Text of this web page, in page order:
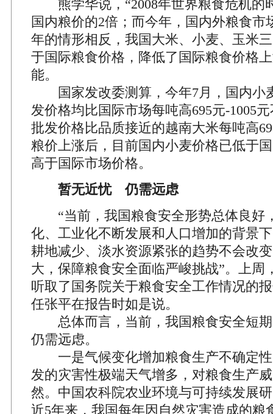
熊学华说，“2008年世界粮食危机的
国内粮价的2倍；而今年，国内外粮食市
年的情形相反，我国大米、小麦、玉米
于国际粮食价格，降低了国际粮食价格
能。
国家发改委测算，今年7月，国内小
发价格均比国际市场每吨高695元-1005
批发价格比品质接近的越南大米每吨高
粮价上涨后，目前国内小麦价格已低于
高于国际市场价格。
暂无近忧 仍需远虑
“当前，我国粮食安全形势总体良好
化、工业化不断发展和人口增加的背景
耕地减少、淡水资源紧张的趋势不会改
大，保障粮食安全面临严峻挑战”。上周
听取了国务院关于粮食安全工作情况的
任张平在报告时如是说。
总体而言，当前，我国粮食安全短期
仍需远虑。
一是气候变化增加粮食生产不确定性
发的灾害性极端天气增多，对粮食生产
然。中国农科院农业环境与可持续发展
近5年来，我国每年因自然灾害造成的粮